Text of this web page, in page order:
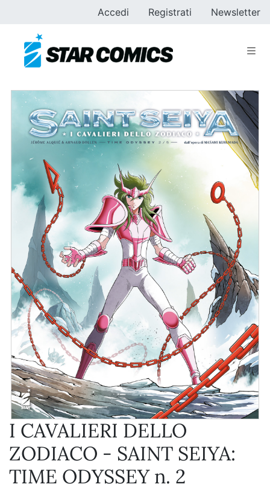
Accedi Registrati Newsletter
I CAVALIERI DELLO
ZODIACO - SAINT SEIYA:
TIME ODYSSEY n. 2